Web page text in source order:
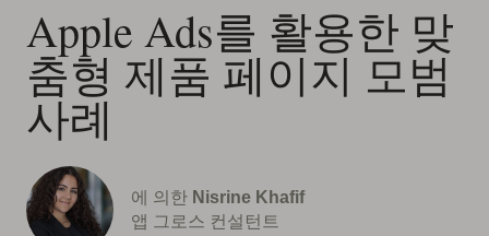
Apple Ads를 활용한 맞
춤형 제품 페이지 모범
사례
에 의한 Nisrine Khafif
앱 그로스 컨설턴트